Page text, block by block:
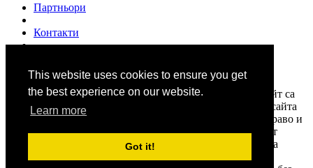
This website uses cookies to ensure you get
the best experience on our website.
Learn more
Got it!
Партньори
Контакти
© 2007 - 2026www.shofior.com. Всички права запазени.
Всички текстове и изображения публикувани в този сайт са
собственост на "Шофьор.ком" и на всички цитирани в сайта
източници, и са под закрила на "Закона за авторското право и
сродните им права". Информацията в сайта се набира от
различни източници. Shofior.com не носи отговорност за